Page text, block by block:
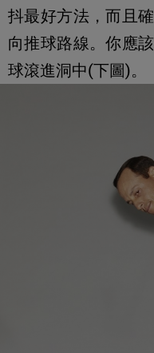
抖最好方法，而且
向推球路線。你應
球滾進洞中(下圖)。